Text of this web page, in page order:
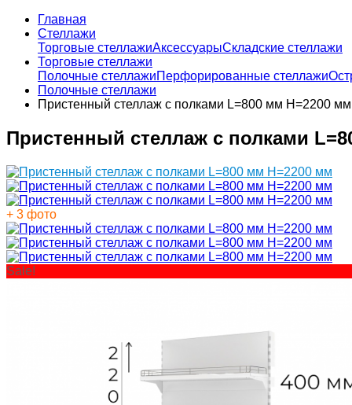
Главная
Стеллажи
Торговые стеллажиАксессуарыСкладские стеллажи
Торговые стеллажи
Полочные стеллажиПерфорированные стеллажи
Полочные стеллажи
Пристенный стеллаж с полками L=800 мм H=2200 мм
Пристенный стеллаж с полками
+ 3 фото
Sale!